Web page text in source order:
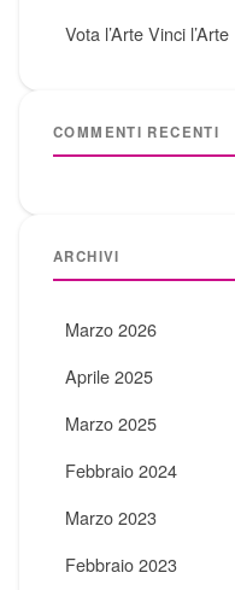
Vota l’Arte Vinci l’Arte
COMMENTI RECENTI
ARCHIVI
Marzo 2026
Aprile 2025
Marzo 2025
Febbraio 2024
Marzo 2023
Febbraio 2023